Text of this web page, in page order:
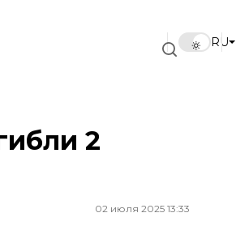
RU
2
02 июля 2025 13:33